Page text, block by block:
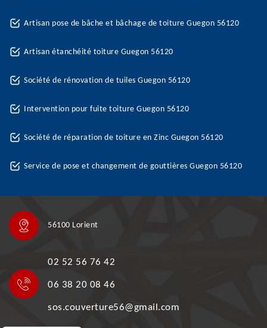
Artisan pose de bâche et bâchage de toiture Guegon 56120
Artisan étanchéité toiture Guegon 56120
Société de rénovation de tuiles Guegon 56120
Intervention pour fuite toiture Guegon 56120
Société de réparation de toiture en Zinc Guegon 56120
Service de pose et changement de gouttières Guegon 56120
56100 Lorient
02 52 56 76 42
06 38 20 08 46
sos.couverture56@gmail.com